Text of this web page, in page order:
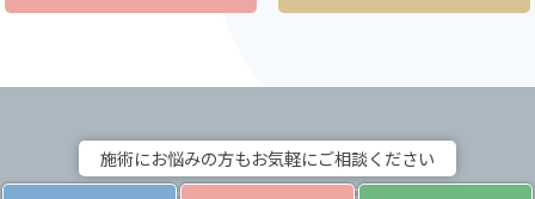
施術にお悩みの方もお気軽にご相談ください